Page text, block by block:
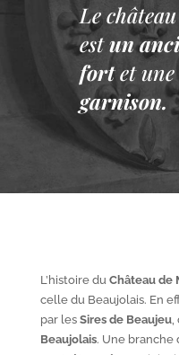
Le
est un
fort et une
garnison.
L’histoire duChâteau de
celle du Beaujolais. En
par les Sires de Beaujeu,
Beaujolais. Une branche